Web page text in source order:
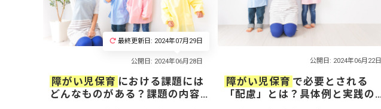
最終更新日: 2024年07月29日
障がい児保育 における課題には
どんなものがある？課題の内容
公開日: 2024年06月22日
障がい児保育 で必要とされる
「配慮」とは？具体例と実践の